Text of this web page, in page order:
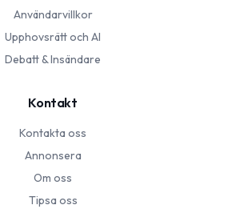
Användarvillkor
Upphovsrätt och AI
Debatt & Insändare
Kontakt
Kontakta oss
Annonsera
Om oss
Tipsa oss